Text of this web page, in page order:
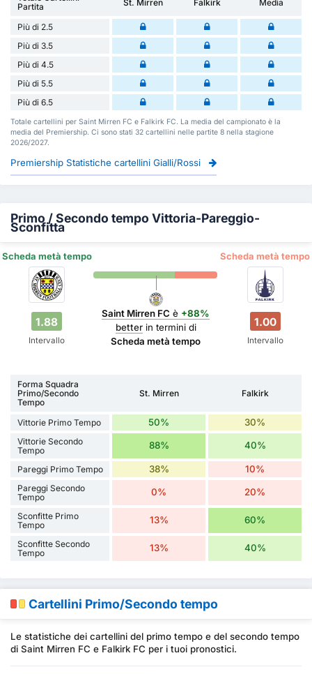
Partita
St. Mirren Falkirk Media
Più di 2.5
Più di 3.5
Più di 4.5
Più di 5.5
Più di 6.5
Totale cartellini per Saint Mirren FC e Falkirk FC. La media del campionato è la
media del Premiership. Ci sono stati 32 cartellini nelle partite 8 nella stagione
2026/2027.
Premiership Statistiche cartellini Gialli/Rossi
Primo / Secondo tempo Vittoria-Pareggio-
Sconfitta
Scheda metà tempo Scheda metà tempo
1.88
Intervallo
Saint Mirren FC è +88%
betterin termini di
Scheda metà tempo
1.00
Intervallo
Forma Squadra
Primo/Secondo
Tempo
St. Mirren Falkirk
Vittorie Primo Tempo 50% 30%
Vittorie Secondo
Tempo
88% 40%
Pareggi Primo Tempo 38% 10%
Pareggi Secondo
Tempo
0% 20%
Sconfitte Primo
Tempo
13% 60%
Sconfitte Secondo
Tempo
13% 40%
Cartellini Primo/Secondo tempo
Le statistiche dei cartellini del primo tempo e del secondo tempo
di Saint Mirren FC e Falkirk FC per i tuoi pronostici.